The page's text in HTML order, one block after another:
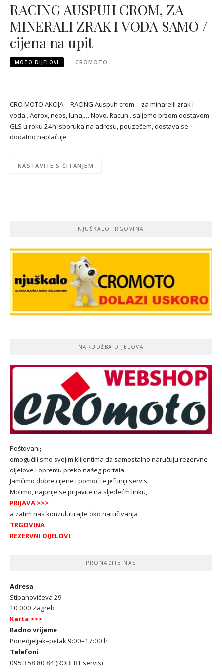
RACING AUSPUH CROM, ZA
MINERALI ZRAK I VODA SAMO /
cijena na upit
MOTO DIJELOVI CROMOTO
CRO MOTO AKCIJA… RACING Auspuh crom… za minarelli zrak i
voda.. Aerox, neos, luna,… Novo. Racun.. saljemo brzom dostavom
GLS u roku 24h isporuka na adresu, pouzečem, dostava se
dodatno naplačuje
NASTAVITE S ČITANJEM
NJUŠKALO TRGOVINA
NARUDŽBA DIJELOVA
Poštovani,
omogućili smo svojim klijentima da samostalno naručuju rezervne
dijelove i opremu preko našeg portala.
Jamčimo dobre cijene i pomoć te jeftiniji servis.
Molimo, najprije se prijavite na sljedećm linku,
PRIJAVA >>>
a zatim nas konzulutirajte oko naručivanja
TRGOVINA
REZERVNI DIJELOVI
PRONAĐITE NAS
Adresa
Stipanovičeva 29
10 000 Zagreb
Karta >>>
Radno vrijeme
Ponedjeljak–petak 9:00–17:00 h
Telefoni
095 358 80 84 (ROBERT servis)